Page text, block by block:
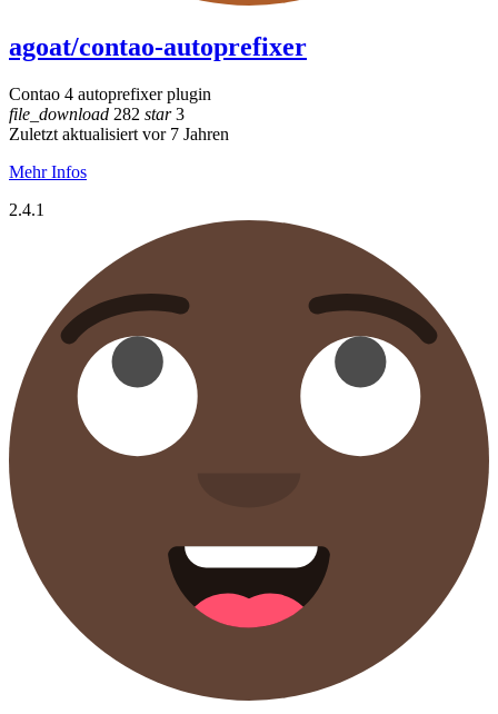
agoat/contao-autoprefixer
Contao 4 autoprefixer plugin
file_download 282 star3
Zuletzt aktualisiert vor 7 Jahren
Mehr Infos
2.4.1